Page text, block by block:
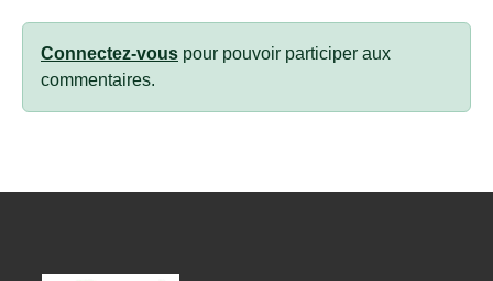
Connectez-vous pour pouvoir participer aux
commentaires.